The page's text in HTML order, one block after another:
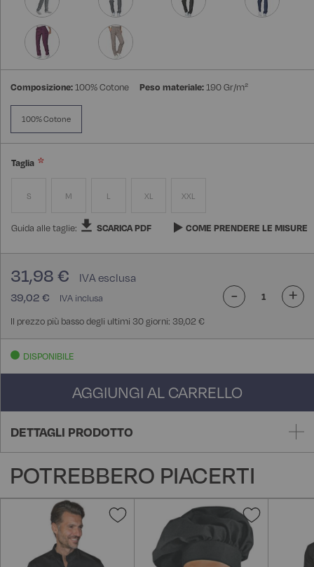
Composizione:100% Cotone Peso materiale:190 Gr/m²
100% Cotone
Taglia
S M L XL XXL
Guida alle taglie: SCARICA PDF COME PRENDERE LE MISURE
39,02 €
31,98 €
Il prezzo più basso degli ultimi 30 giorni: 39,02 €
- +
DISPONIBILE
AGGIUNGI AL CARRELLO
DETTAGLI PRODOTTO
POTREBBERO PIACERTI
Aggiungi
Aggiungi